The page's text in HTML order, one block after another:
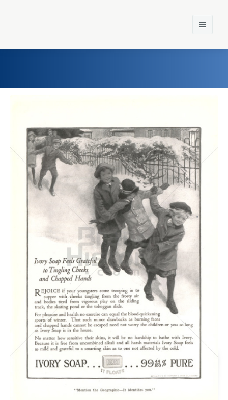
Marken
Konzerne
Epoche